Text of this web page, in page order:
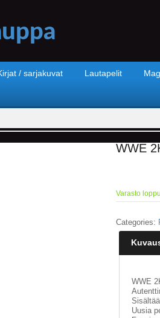
/ sarjakuvat Lautapelit
WWE
Varasto loppu
Categories:
WWE
Uusia